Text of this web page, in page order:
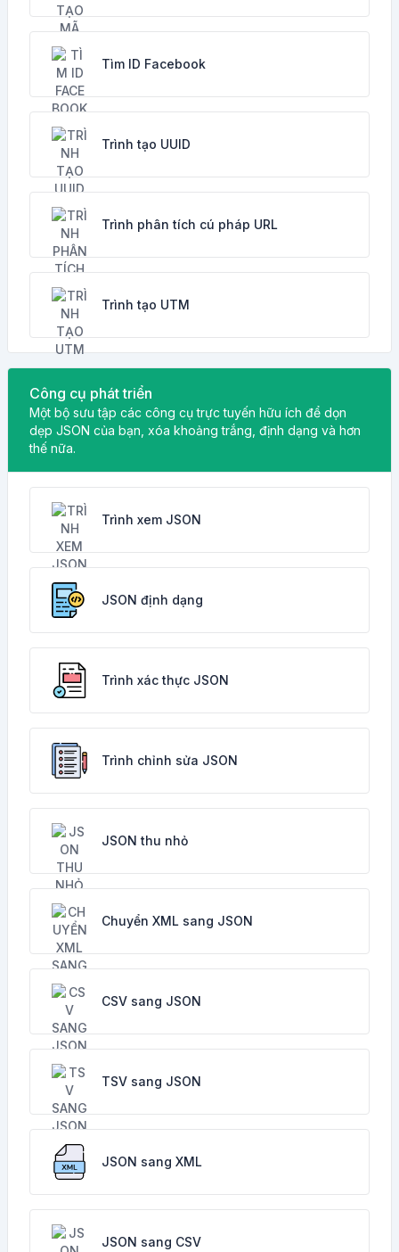
Tìm ID Facebook
Trình tạo UUID
Trình phân tích cú pháp URL
Trình tạo UTM
Công cụ phát triển
Một bộ sưu tập các công cụ trực tuyến hữu ích để dọn
dẹp JSON của bạn, xóa khoảng trắng, định dạng và hơn
thế nữa.
Trình xem JSON
JSON định dạng
Trình xác thực JSON
Trình chỉnh sửa JSON
JSON thu nhỏ
Chuyển XML sang JSON
CSV sang JSON
TSV sang JSON
JSON sang XML
JSON sang CSV